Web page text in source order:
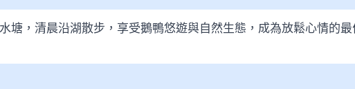
塘，清晨沿湖散步，享受鵝鴨悠遊與自然生態，成為放鬆心情的